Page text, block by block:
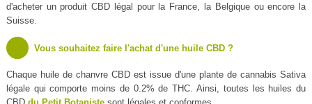
d'acheter un produit CBD légal pour la France, la Belgique ou encore la
Suisse.
Vous souhaitez faire l'achat d'une huile CBD ?
Chaque huile de chanvre CBD est issue d'une plante de cannabis Sativa
légale qui comporte moins de 0.2% de THC. Ainsi, toutes les huiles du